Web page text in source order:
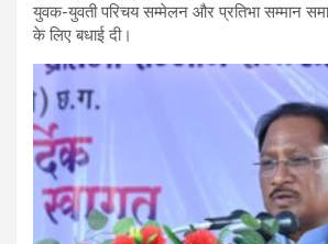
युवक-युवती परिचय सम्मेलन और प्रतिभा सम्मान
के लिए बधाई दी।